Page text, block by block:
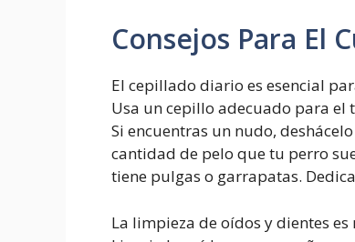
Consejos Para El
El cepillado diario es esencial
Usa un cepillo adecuado para el
Si encuentras un nudo,
cantidad de pelo que tu perro
tiene pulgas o garrapatas.
La limpieza de oídos y dientes